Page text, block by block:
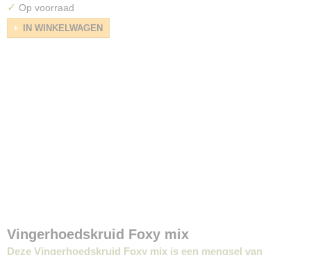
✓ Op voorraad
IN WINKELWAGEN
Vingerhoedskruid Foxy mix
Deze Vingerhoedskruid Foxy mix is een mengsel van